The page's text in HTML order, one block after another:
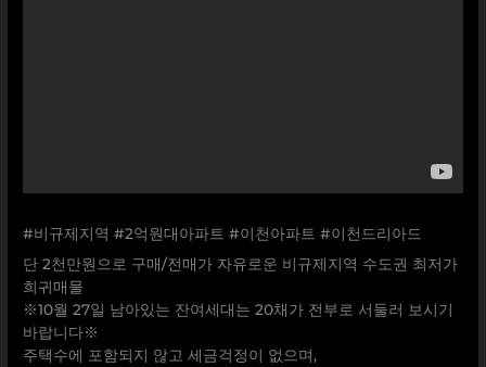
#비규제지역 #2억원대아파트 #이천아파트 #이천드리아드
단 2천만원으로 구매/전매가 자유로운 비규제지역 수도권 최저가
희귀매물
※10월 27일 남아있는 잔여세대는 20채가 전부로 서둘러 보시기
바랍니다※
주택수에 포함되지 않고 세금걱정이 없으며,